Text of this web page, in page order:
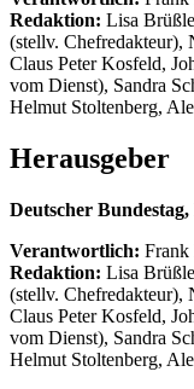
Redaktion: Lisa
(stellv. Chefredakteur),
Claus Peter Kosfeld,
vom Dienst), Sandra
Helmut Stoltenberg,
Herausgeber
Deutscher
Verantwortlich: Frank
Redaktion: Lisa
(stellv. Chefredakteur),
Claus Peter Kosfeld,
vom Dienst), Sandra
Helmut Stoltenberg,